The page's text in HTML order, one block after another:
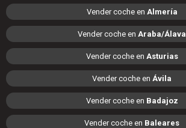
Vender coche en Almería
Vender coche en Araba/Álava
Vender coche en Asturias
Vender coche en Ávila
Vender coche en Badajoz
Vender coche en Baleares